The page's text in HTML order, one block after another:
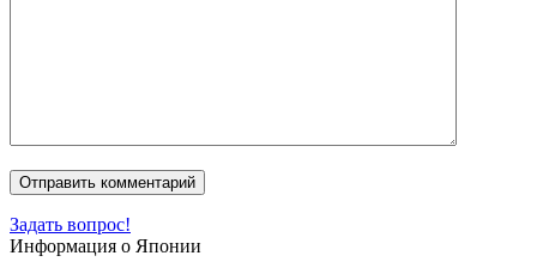
Задать вопрос!
Информация о Японии